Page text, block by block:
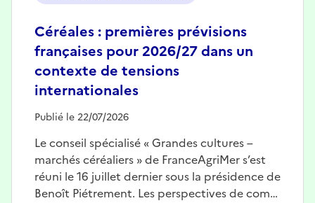
Céréales : premières prévisions
françaises pour 2026/27 dans un
contexte de tensions
internationales
Publié le 22/07/2026
Le conseil spécialisé « Grandes cultures –
marchés céréaliers » de FranceAgriMer s’est
réuni le 16 juillet dernier sous la présidence de
Benoît Piétrement. Les perspectives de com…